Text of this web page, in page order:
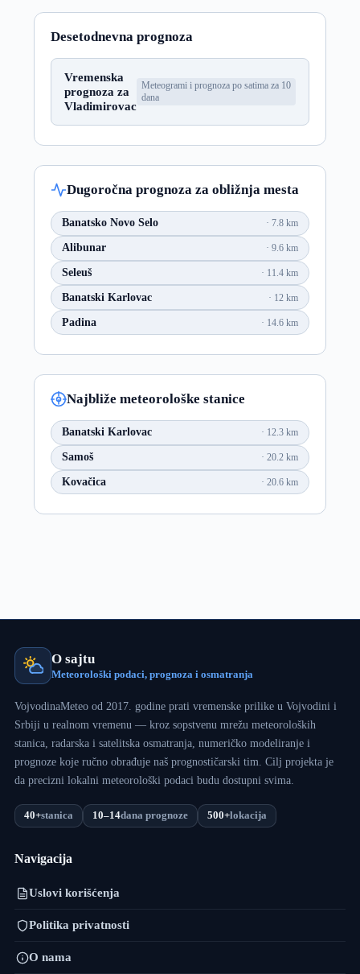
Desetodnevna prognoza
Vremenska
prognoza za
Vladimirovac
Meteogrami i prognoza po satima za 10
dana
Dugoročna prognoza za obližnja mesta
Banatsko Novo Selo 7.8 km
Alibunar 9.6 km
Seleuš 11.4 km
Banatski Karlovac 12 km
Padina 14.6 km
Najbliže meteorološke stanice
Banatski Karlovac 12.3 km
Samoš 20.2 km
Kovačica 20.6 km
O sajtu
Meteorološki podaci, prognoza i osmatranja
VojvodinaMeteo od 2017. godine prati vremenske prilike u Vojvodini i
Srbiji u realnom vremenu — kroz sopstvenu mrežu meteoroloških
stanica, radarska i satelitska osmatranja, numeričko modeliranje i
prognoze koje ručno obrađuje naš prognostičarski tim. Cilj projekta je
da precizni lokalni meteorološki podaci budu dostupni svima.
40+stanica 10–14dana prognoze 500+lokacija
Navigacija
Uslovi korišćenja
Politika privatnosti
O nama